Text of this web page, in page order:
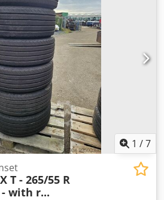
1 /7
T - 265/55 R
with r...